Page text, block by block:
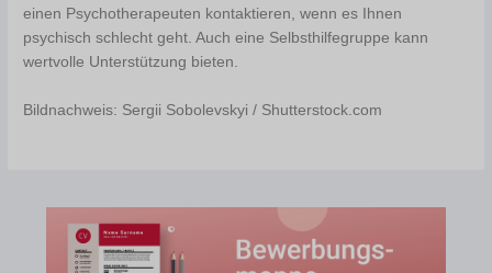
einen Psychotherapeuten kontaktieren, wenn es Ihnen
psychisch schlecht geht. Auch eine Selbsthilfegruppe kann
wertvolle Unterstützung bieten.
Bildnachweis: Sergii Sobolevskyi / Shutterstock.com